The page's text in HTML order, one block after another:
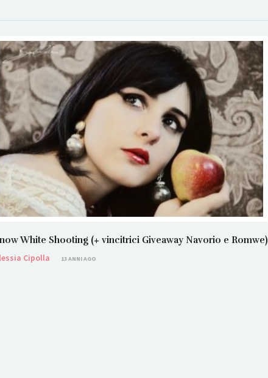
White Shooting (+ vincitrici Giveaway Navorio e Romwe)
Cipolla
13 ANNI AGO